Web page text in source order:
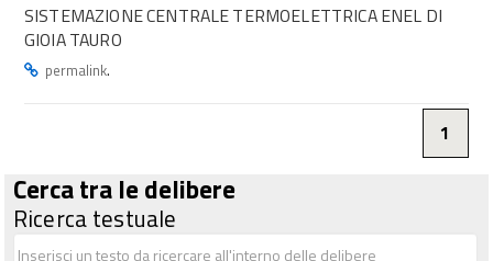
SISTEMAZIONE CENTRALE TERMOELETTRICA ENEL DI
GIOIA TAURO
permalink.
1
Cerca tra le delibere
Ricerca testuale